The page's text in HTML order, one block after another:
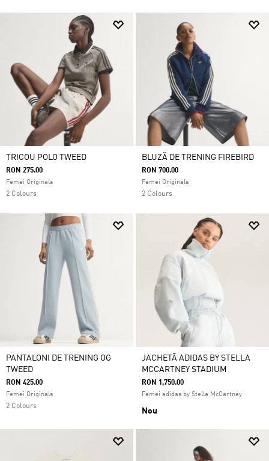
TRICOU POLO TWEED
RON 275.00
Femei Originals
2 Colours
BLUZĂ DE TRENING FIREBIRD
RON 700.00
Femei Originals
2 Colours
PANTALONI DE TRENING OG
TWEED
RON 425.00
Femei Originals
2 Colours
JACHETĂ ADIDAS BY STELLA
MCCARTNEY STADIUM
RON 1,750.00
Femei adidas by Stella McCartney
Nou